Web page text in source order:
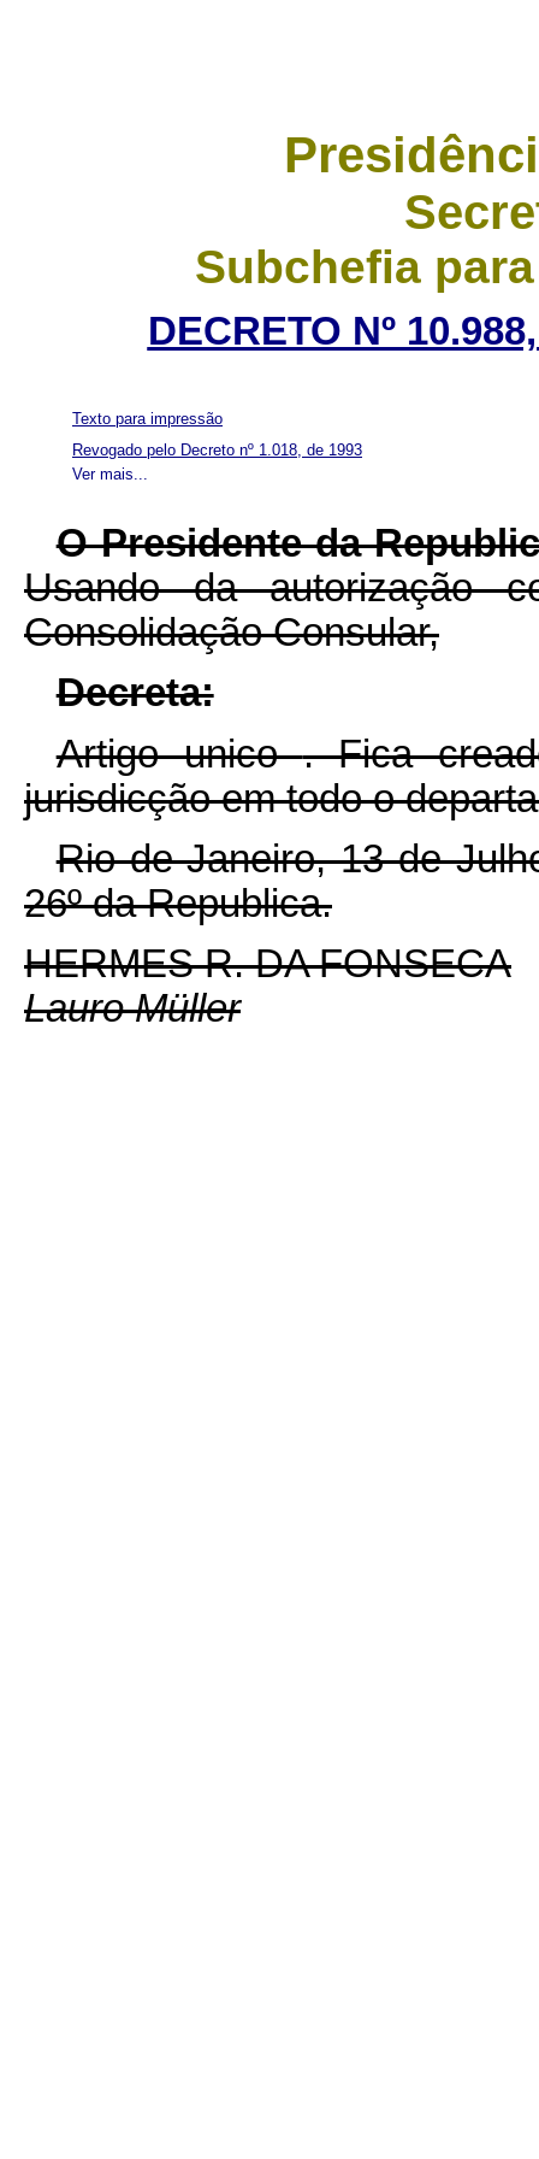
Subchefia
DECRETO Nº
Ver mais...
Texto para impressão
Revogado pelo Decreto nº 1.018, de 1993
O Presidente da
Usando da autorização
Consolidação Consular,
Decreta:
Artigo unico. Fica
jurisdicção em todo o
Rio de Janeiro, 13 de
26º da Republica.
HERMES R. DA FONSECA
Lauro Müller